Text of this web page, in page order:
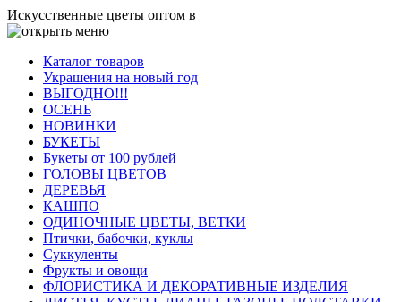
Искусственные цветы оптом в
Каталог товаров
Украшения на новый год
ВЫГОДНО!!!
ОСЕНЬ
НОВИНКИ
БУКЕТЫ
Букеты от 100 рублей
ГОЛОВЫ ЦВЕТОВ
ДЕРЕВЬЯ
КАШПО
ОДИНОЧНЫЕ ЦВЕТЫ, ВЕТКИ
Птички, бабочки, куклы
Суккуленты
Фрукты и овощи
ФЛОРИСТИКА И ДЕКОРАТИВНЫЕ ИЗДЕЛИЯ